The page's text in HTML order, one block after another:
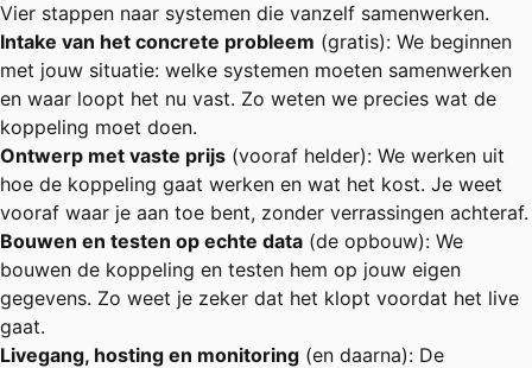
Vier stappen naar systemen die vanzelf samenwerken.
Intake van het concrete probleem (gratis): We beginnen
met jouw situatie: welke systemen moeten samenwerken
en waar loopt het nu vast. Zo weten we precies wat de
koppeling moet doen.
Ontwerp met vaste prijs (vooraf helder): We werken uit
hoe de koppeling gaat werken en wat het kost. Je weet
vooraf waar je aan toe bent, zonder verrassingen achteraf.
Bouwen en testen op echte data (de opbouw): We
bouwen de koppeling en testen hem op jouw eigen
gegevens. Zo weet je zeker dat het klopt voordat het live
gaat.
Livegang, hosting en monitoring (en daarna): De